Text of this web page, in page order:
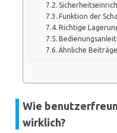
Funktion der
Richtige
Ähnliche
Wie
wirklich?